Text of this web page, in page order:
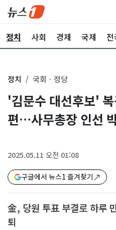
정치 사회 경제 국제
정치 국회ㆍ정당
'김문수 대선후보'
편…사무총장 인선
2025.05.11 오전 01:08
구글에서 뉴스1 즐겨찾기
金, 당원 투표 부결로 하루
퇴